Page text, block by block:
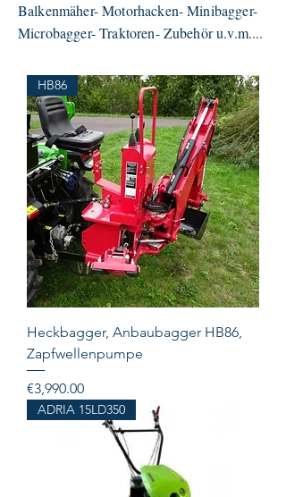
Balkenmäher- Motorhacken- Minibagger-
Microbagger- Traktoren- Zubehör u.v.m....
HB86
Heckbagger, Anbaubagger HB86,
Zapfwellenpumpe
Price
€3,990.00
ADRIA 15LD350